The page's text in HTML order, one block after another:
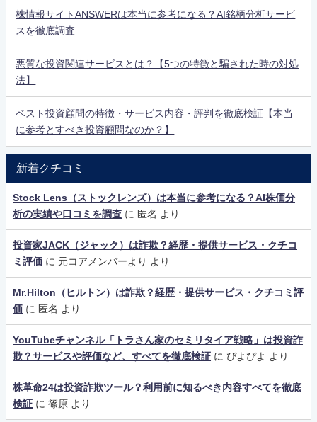
株情報サイトANSWERは本当に参考になる？AI銘柄分析サービ
スを徹底調査
悪質な投資関連サービスとは？【5つの特徴と騙された時の対処
法】
ベスト投資顧問の特徴・サービス内容・評判を徹底検証【本当
に参考とすべき投資顧問なのか？】
新着クチコミ
Stock Lens（ストックレンズ）は本当に参考になる？AI株価分
析の実績や口コミを調査 に 匿名 より
投資家JACK（ジャック）は詐欺？経歴・提供サービス・クチコ
ミ評価 に 元コアメンバーより より
Mr.Hilton（ヒルトン）は詐欺？経歴・提供サービス・クチコミ評
価 に 匿名 より
YouTubeチャンネル「トラさん家のセミリタイア戦略」は投資詐
欺？サービスや評価など、すべてを徹底検証 に ぴよぴよ より
株革命24は投資詐欺ツール？利用前に知るべき内容すべてを徹底
検証 に 篠原 より